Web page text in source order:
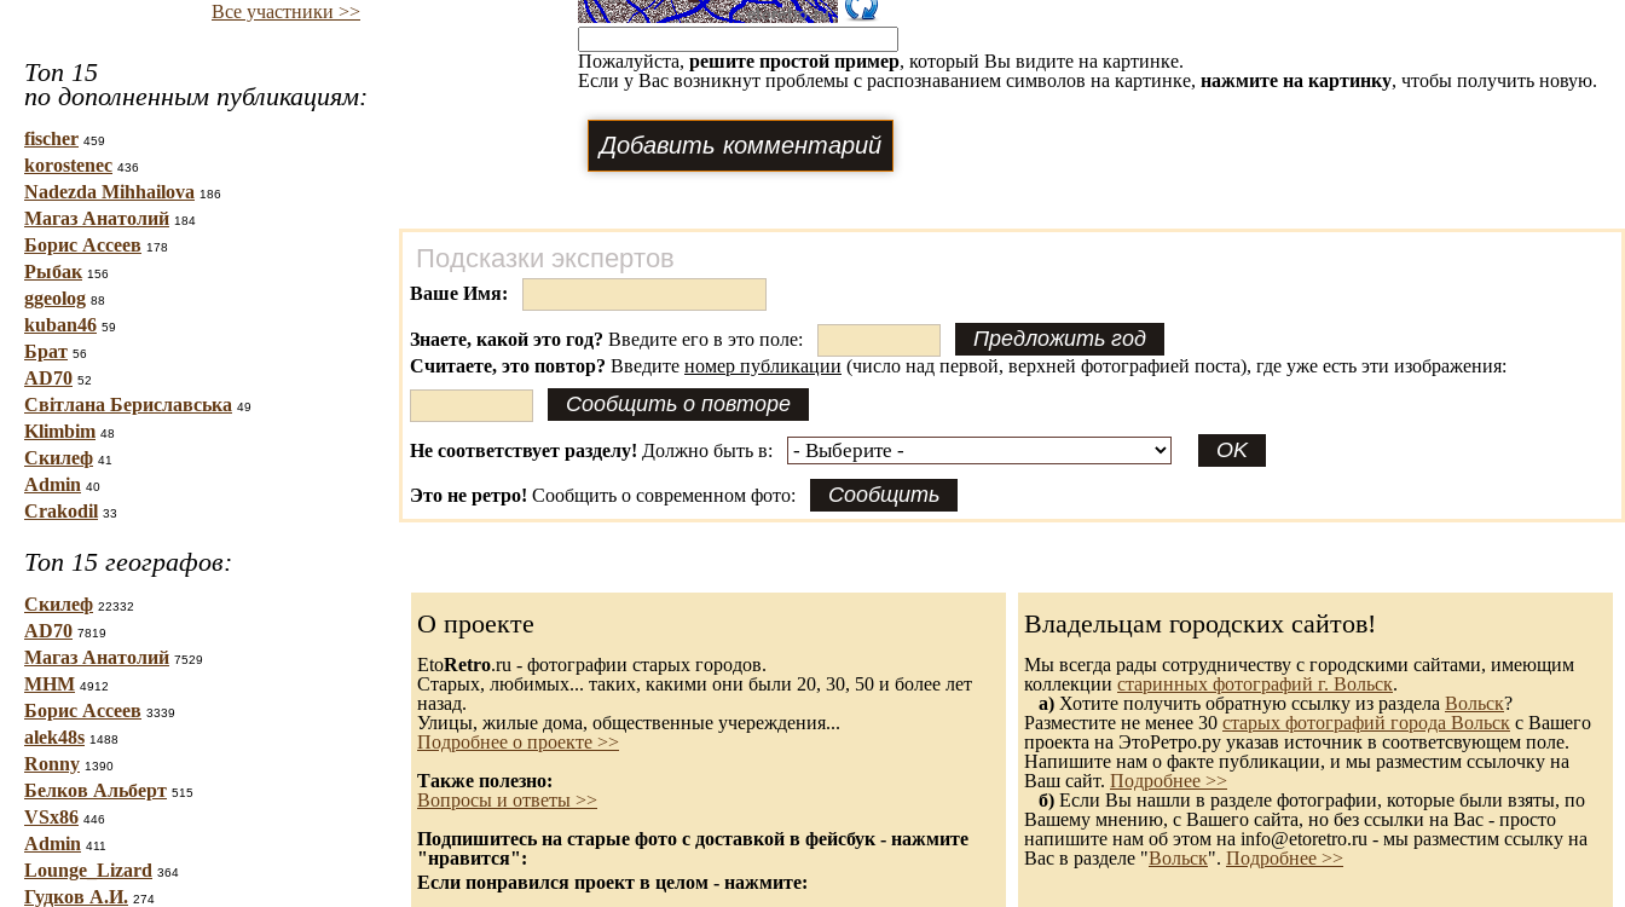
Все участники >>
Топ 15
по дополненным публикациям:
fischer 459
korostenec 436
Nadezda Mihhailova 186
Магаз Анатолий 184
Борис Ассеев 178
Рыбак 156
ggeolog 88
kuban46 59
Брат 56
AD70 52
Світлана Бериславська 49
Klimbim 48
Скилеф 41
Admin 40
Crakodil 33
Топ 15 географов:
Скилеф 22332
AD70 7819
Магаз Анатолий 7529
МНМ 4912
Борис Ассеев 3339
alek48s 1488
Ronny 1390
Белков Альберт 515
VSx86 446
Admin 411
Lounge_Lizard 364
Гудков А.И. 274
Пожалуйста, решите простой пример, который Вы видите на картинке.
Если у Вас возникнут проблемы с распознаванием символов на картинке, нажмите на картинку, чтобы получить новую.
Подсказки экспертов
Ваше Имя:
Знаете, какой это год? Введите его в это поле:
Считаете, это повтор? Введите номер публикации (число над первой, верхней фотографией поста), где уже есть эти изображения:
Не соответствует разделу! Должно быть в:
Это не ретро! Сообщить о современном фото:
О проекте
EtoRetro.ru - фотографии старых городов.
Старых, любимых... таких, какими они были 20, 30, 50 и более лет
назад.
Улицы, жилые дома, общественные учереждения...
Подробнее о проекте >>
Также полезно:
Вопросы и ответы >>
Подпишитесь на старые фото с доставкой в фейсбук - нажмите
"нравится":
Если понравился проект в целом - нажмите:
Владельцам городских сайтов!
Мы всегда рады сотрудничеству с городскими сайтами, имеющим
коллекции старинных фотографий г. Вольск.
а) Хотите получить обратную ссылку из раздела Вольск?
Разместите не менее 30 старых фотографий города Вольск с Вашего
проекта на ЭтоРетро.ру указав источник в соответсвующем поле.
Напишите нам о факте публикации, и мы разместим ссылочку на
Ваш сайт. Подробнее >>
б) Если Вы нашли в разделе фотографии, которые были взяты, по
Вашему мнению, с Вашего сайта, но без ссылки на Вас - просто
напишите нам об этом на info@etoretro.ru - мы разместим ссылку на
Вас в разделе "Вольск". Подробнее >>